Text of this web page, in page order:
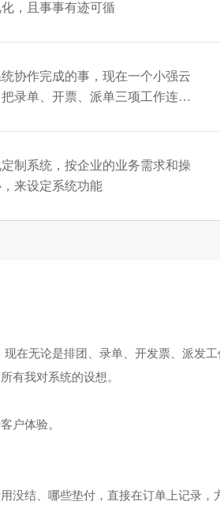
，且事事有迹可循
协作完成的事，现在一个小强云
录单、开票、派单三项工作连为
制系统，按企业的业务需求和操
来设定系统功能
在无论是排团、录单、开发票、派发
有我对系统的设想。
户体验。
结、哪些垫付，直接在订单上记录